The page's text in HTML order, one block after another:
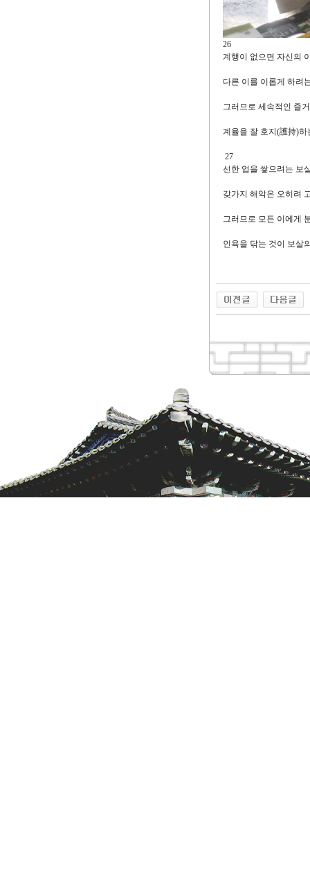
26
계행이 없으면 자신의
다른 이를 이롭게 하려
그러므로 세속적인 즐
계율을 잘 호지(護持)
27
선한 업을 쌓으려는 보
갖가지 해악은 오히려
그러므로 모든 이에게
인욕을 닦는 것이 보살